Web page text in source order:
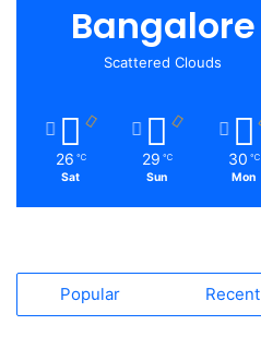
Bangalore
Scattered Clouds
26 ℃
Sat
29 ℃
Sun
30 ℃
Mon
Popular Recent